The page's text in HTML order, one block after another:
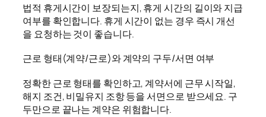
법적 휴게시간이 보장되는지, 휴게 시간의 길이와 지급
여부를 확인합니다. 휴게 시간이 없는 경우 즉시 개선
을 요청하는 것이 좋습니다.
근로 형태(계약/근로)와 계약의 구두/서면 여부
정확한 근로 형태를 확인하고, 계약서에 근무 시작일,
해지 조건, 비밀유지 조항 등을 서면으로 받으세요. 구
두만으로 끝나는 계약은 위험합니다.